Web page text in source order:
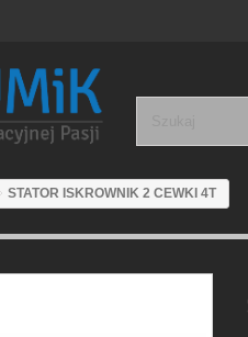
STATOR ISKROWNIK 2 CEWKI 4T